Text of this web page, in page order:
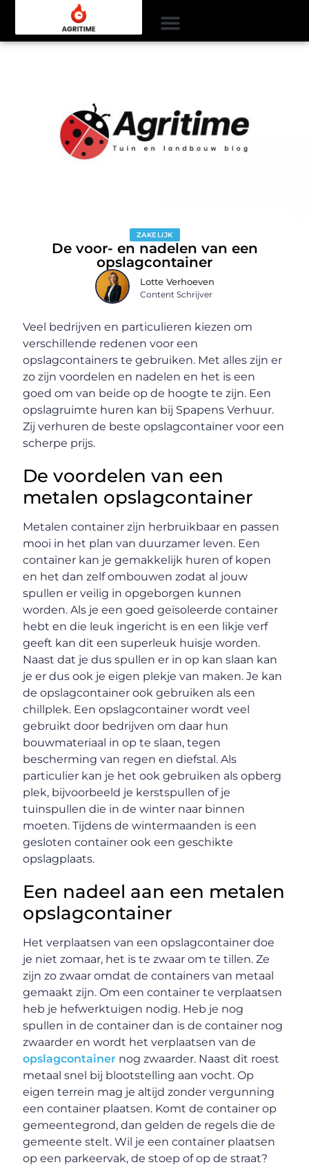
ZAKELIJK
De voor- en nadelen van een
opslagcontainer
Lotte Verhoeven
Content Schrijver
Veel bedrijven en particulieren kiezen om
verschillende redenen voor een
opslagcontainers te gebruiken. Met alles zijn er
zo zijn voordelen en nadelen en het is een
goed om van beide op de hoogte te zijn. Een
opslagruimte huren kan bij Spapens Verhuur.
Zij verhuren de beste opslagcontainer voor een
scherpe prijs.
De voordelen van een
metalen opslagcontainer
Metalen container zijn herbruikbaar en passen
mooi in het plan van duurzamer leven. Een
container kan je gemakkelijk huren of kopen
en het dan zelf ombouwen zodat al jouw
spullen er veilig in opgeborgen kunnen
worden. Als je een goed geïsoleerde container
hebt en die leuk ingericht is en een likje verf
geeft kan dit een superleuk huisje worden.
Naast dat je dus spullen er in op kan slaan kan
je er dus ook je eigen plekje van maken. Je kan
de opslagcontainer ook gebruiken als een
chillplek. Een opslagcontainer wordt veel
gebruikt door bedrijven om daar hun
bouwmateriaal in op te slaan, tegen
bescherming van regen en diefstal. Als
particulier kan je het ook gebruiken als opberg
plek, bijvoorbeeld je kerstspullen of je
tuinspullen die in de winter naar binnen
moeten. Tijdens de wintermaanden is een
gesloten container ook een geschikte
opslagplaats.
Een nadeel aan een metalen
opslagcontainer
Het verplaatsen van een opslagcontainer doe
je niet zomaar, het is te zwaar om te tillen. Ze
zijn zo zwaar omdat de containers van metaal
gemaakt zijn. Om een container te verplaatsen
heb je hefwerktuigen nodig. Heb je nog
spullen in de container dan is de container nog
zwaarder en wordt het verplaatsen van de
opslagcontainer nog zwaarder. Naast dit roest
metaal snel bij blootstelling aan vocht. Op
eigen terrein mag je altijd zonder vergunning
een container plaatsen. Komt de container op
gemeentegrond, dan gelden de regels die de
gemeente stelt. Wil je een container plaatsen
op een parkeervak, de stoep of op de straat?